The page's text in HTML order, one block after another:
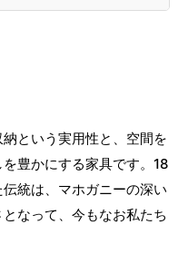
という実用性と、空間を
豊かにする家具です。18
統は、マホガニーの深い
なって、今もなお私たち